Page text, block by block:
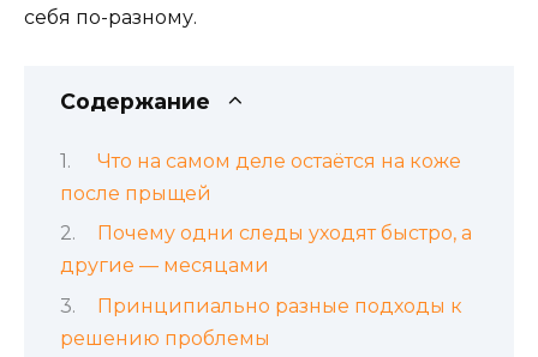
себя по-разному.
Содержание
Что на самом деле остаётся на коже
после прыщей
Почему одни следы уходят быстро, а
другие — месяцами
Принципиально разные подходы к
решению проблемы